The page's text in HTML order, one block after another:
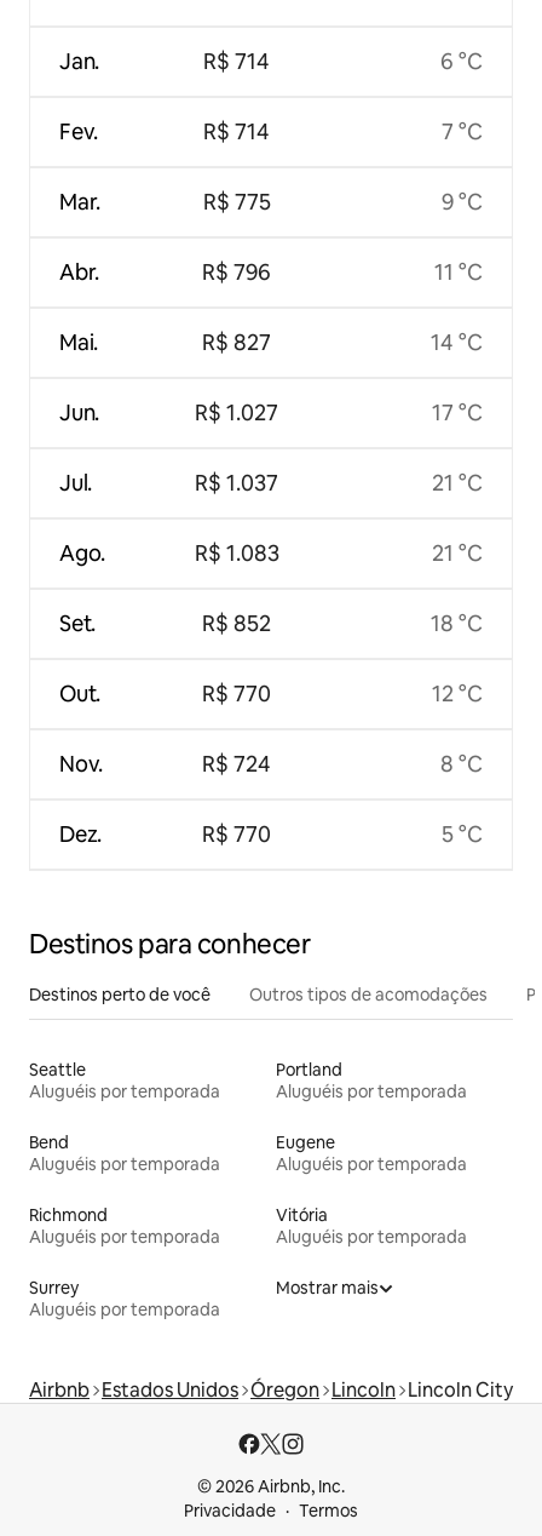
Jan.
Fev.
Mar.
Abr.
Mai.
Jun.
Jul.
Ago.
Set.
Out.
Nov.
Dez.
R$ 714
R$ 714
R$ 775
R$ 796
R$ 827
R$ 1.027
R$ 1.037
R$ 1.083
R$ 852
R$ 770
R$ 724
R$ 770
6 °C
7 °C
9 °C
11 °C
14 °C
17 °C
21 °C
21 °C
18 °C
12 °C
8 °C
5 °C
Destinos para conhecer
Destinos perto de você Outros tipos de acomodações
Seattle
Aluguéis por temporada
Portland
Aluguéis por temporada
Bend
Aluguéis por temporada
Eugene
Aluguéis por temporada
Richmond
Aluguéis por temporada
Vitória
Aluguéis por temporada
Surrey
Aluguéis por temporada
Mostrar mais
Airbnb Estados Unidos Óregon Lincoln Lincoln City
© 2026 Airbnb, Inc.
Privacidade
Termos